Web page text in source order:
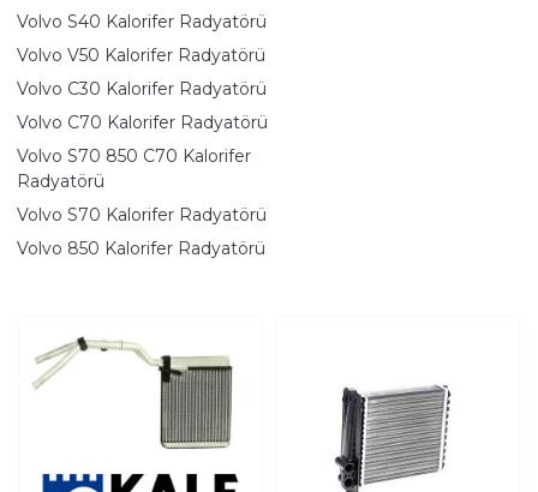
Volvo S40 Kalorifer Radyatörü
Volvo V50 Kalorifer Radyatörü
Volvo C30 Kalorifer Radyatörü
Volvo C70 Kalorifer Radyatörü
Volvo S70 850 C70 Kalorifer
Radyatörü
Volvo S70 Kalorifer Radyatörü
Volvo 850 Kalorifer Radyatörü